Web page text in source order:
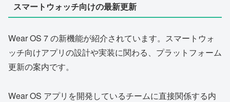
スマートウォッチ向けの最新更新
Wear OS 7 の新機能が紹介されています。スマートウォ
ッチ向けアプリの設計や実装に関わる、プラットフォーム
更新の案内です。
Wear OS アプリを開発しているチームに直接関係する内